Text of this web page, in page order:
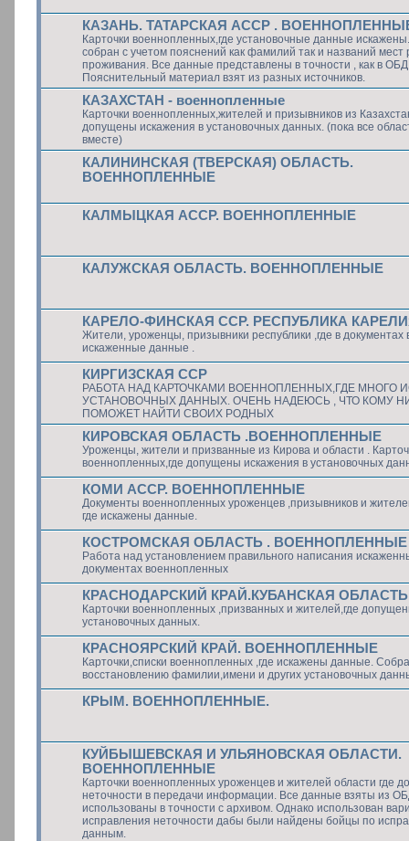
КАЗАНЬ. ТАТАРСКАЯ АССР .
Карточки военнопленных,где установочные данные
собран с учетом пояснений как фамилий так и названий мест
проживания. Все данные представлены в точности , как в
Пояснительный материал взят из разных источников.
КАЗАХСТАН - военнопленные
Карточки военнопленных,жителей и призывников из
допущены искажения в установочных данных. (пока все
вместе)
КАЛИНИНСКАЯ (ТВЕРСКАЯ) ОБЛАСТЬ.
ВОЕННОПЛЕННЫЕ
КАЛМЫЦКАЯ АССР. ВОЕННОПЛЕННЫЕ
КАЛУЖСКАЯ ОБЛАСТЬ. ВОЕННОПЛЕННЫЕ
КАРЕЛО-ФИНСКАЯ ССР. РЕСПУБЛИКА
Жители, уроженцы, призывники республики ,где в документах
искаженные данные .
КИРГИЗСКАЯ ССР
РАБОТА НАД КАРТОЧКАМИ ВОЕННОПЛЕННЫХ,ГДЕ МНОГО
УСТАНОВОЧНЫХ ДАННЫХ. ОЧЕНЬ НАДЕЮСЬ , ЧТО КОМУ
ПОМОЖЕТ НАЙТИ СВОИХ РОДНЫХ
КИРОВСКАЯ ОБЛАСТЬ .ВОЕННОПЛЕННЫЕ
Уроженцы, жители и призванные из Кирова и области .
военнопленных,где допущены искажения в установочных
КОМИ АССР. ВОЕННОПЛЕННЫЕ
Документы военнопленных уроженцев ,призывников и
где искажены данные.
КОСТРОМСКАЯ ОБЛАСТЬ . ВОЕННОПЛЕННЫЕ
Работа над установлением правильного написания
документах военнопленных
КРАСНОДАРСКИЙ КРАЙ.КУБАНСКАЯ ОБЛАСТЬ
Карточки военнопленных ,призванных и жителей,где
установочных данных.
КРАСНОЯРСКИЙ КРАЙ. ВОЕННОПЛЕННЫЕ
Карточки,списки военнопленных ,где искажены данные.
восстановлению фамилии,имени и других установочных
КРЫМ. ВОЕННОПЛЕННЫЕ.
КУЙБЫШЕВСКАЯ И УЛЬЯНОВСКАЯ ОБЛАСТИ.
ВОЕННОПЛЕННЫЕ
Карточки военнопленных уроженцев и жителей области где
неточности в передачи информации. Все данные взяты из
использованы в точности с архивом. Однако использован
исправления неточности дабы были найдены бойцы по
данным.